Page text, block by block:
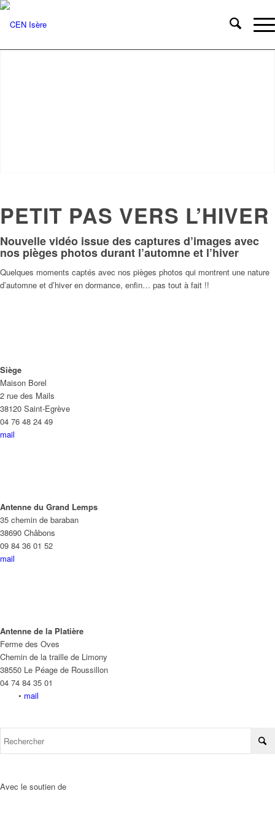
PETIT PAS VERS L’HIVER
Nouvelle vidéo issue des captures d’images avec
nos pièges photos durant l’automne et l’hiver
Quelques moments captés avec nos pièges photos qui montrent une nature
d’automne et d’hiver en dormance, enfin… pas tout à fait !!
Siège
Maison Borel
2 rue des Mails
38120 Saint-Egrève
04 76 48 24 49
mail
Antenne du Grand Lemps
35 chemin de baraban
38690 Châbons
09 84 36 01 52
mail
Antenne de la Platière
Ferme des Oves
Chemin de la traille de Limony
38550 Le Péage de Roussillon
04 74 84 35 01
• mail
Avec le soutien de